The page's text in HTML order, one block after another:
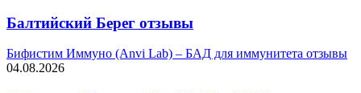
Балтийский Берег отзывы
Бифистим Иммуно (Anvi Lab) – БАД для иммунитета отзывы
04.08.2026